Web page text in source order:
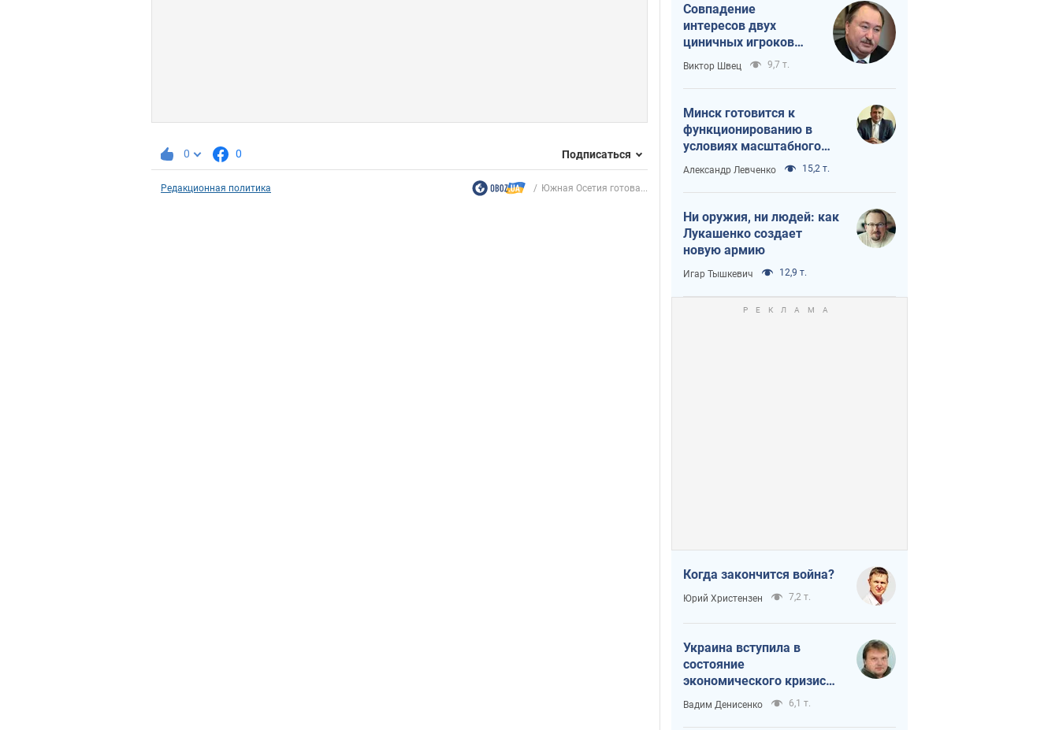
0 0 Подписаться
Редакционная политика Южная Осетия готова...
Совпадение
интересов двух
циничных игроков
или тайный план
Трампа и Путина?
Виктор Швец 9,7 т.
Минск готовится к
функционированию в
условиях масштабного
военного кризиса
Александр Левченко 15,2 т.
Ни оружия, ни людей: как
Лукашенко создает
новую армию
Игар Тышкевич 12,9 т.
Когда закончится война?
Юрий Христензен 7,2 т.
Украина вступила в
состояние
экономического кризиса.
Есть ли свет в конце
туннеля?
Вадим Денисенко 6,1 т.